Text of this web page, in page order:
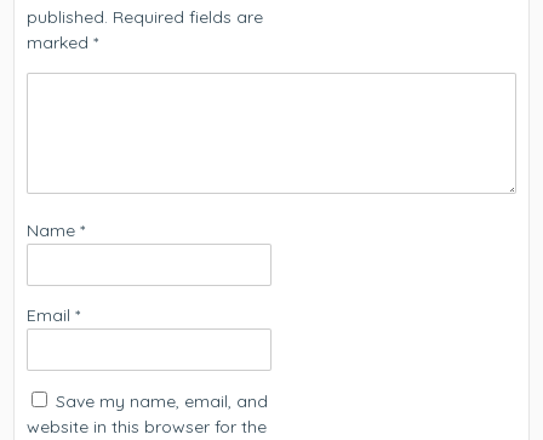
published. Required fields are
marked*
Name*
Email*
Save my name, email, and
website in this browser for the